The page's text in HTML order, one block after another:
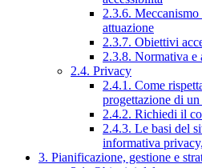
2.3.6.
attuazione
2.3.7. Obiettivi
2.3.8. Normativa e
2.4. Privacy
2.4.1. Come
progettazione di
2.4.2. Richiedi il
2.4.3. Le basi del
informativa
3. Pianificazione, gestione e